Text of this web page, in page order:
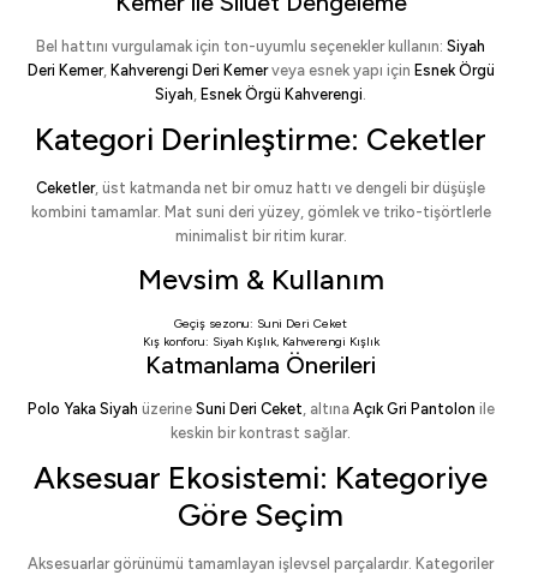
Bel hattını vurgulamak için ton-uyumlu seçenekler kullanın: Siyah
Deri Kemer, Kahverengi Deri Kemerveya esnek yapı için Esnek Örgü
Siyah, Esnek Örgü Kahverengi.
Kategori Derinleştirme: Ceketler
Ceketler, üst katmanda net bir omuz hattı ve dengeli bir düşüşle
kombini tamamlar. Mat suni deri yüzey, gömlek ve triko-tişörtlerle
minimalist bir ritim kurar.
Mevsim & Kullanım
Geçiş sezonu: Suni Deri Ceket
Kış konforu: Siyah Kışlık, Kahverengi Kışlık
Katmanlama Önerileri
Polo Yaka Siyah üzerine Suni Deri Ceket, altına Açık Gri Pantolon ile
keskin bir kontrast sağlar.
Aksesuar Ekosistemi: Kategoriye
Göre Seçim
Aksesuarlar görünümü tamamlayan işlevsel parçalardır. Kategoriler